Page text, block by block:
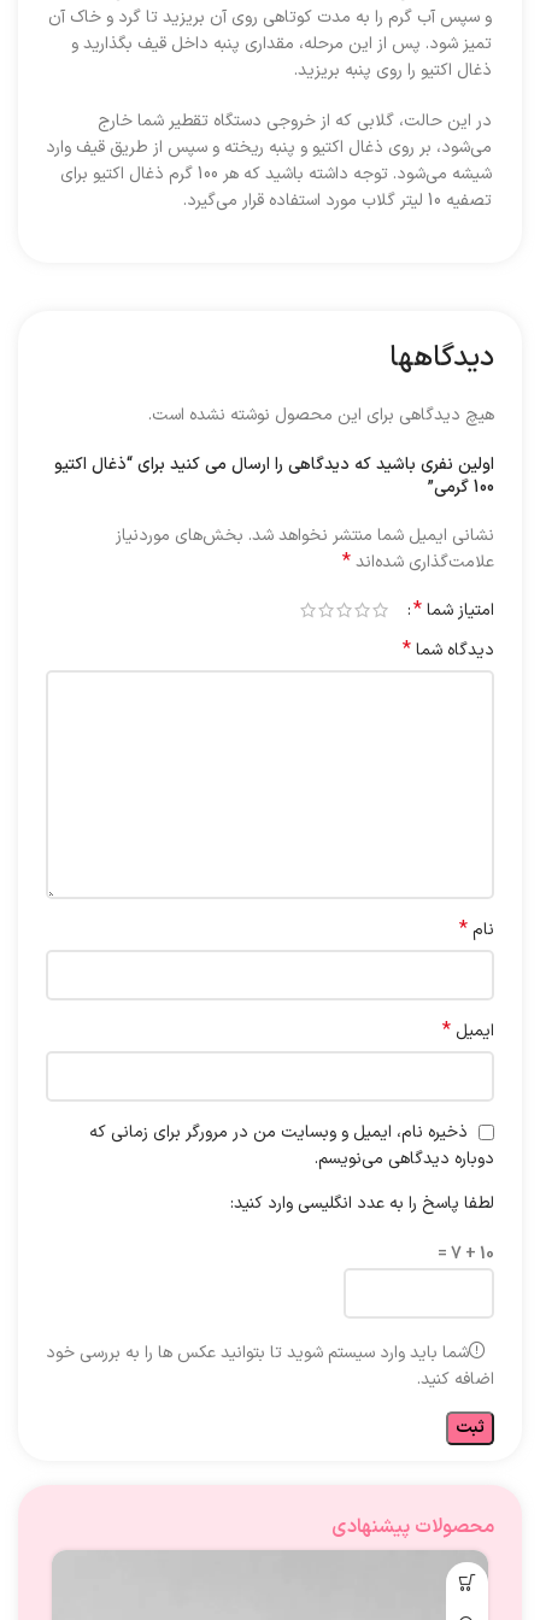
و سپس آب گرم را به مدت کوتاهی روی آن بریزید تا گرد و خاک آن
تمیز شود. پس از این مرحله، مقداری پنبه داخل قیف بگذارید و
ذغال اکتیو را روی پنبه بریزید.
در این حالت، گلابی که از خروجی دستگاه تقطیر شما خارج
می‌شود، بر روی ذغال اکتیو و پنبه ریخته و سپس از طریق قیف وارد
شیشه می‌شود. توجه داشته باشید که هر 100 گرم ذغال اکتیو برای
تصفیه 10 لیتر گلاب مورد استفاده قرار می‌گیرد.
دیدگاهها
هیچ دیدگاهی برای این محصول نوشته نشده است.
اولین نفری باشید که دیدگاهی را ارسال می کنید برای “ذغال اکتیو
100 گرمی”
نشانی ایمیل شما منتشر نخواهد شد. بخش‌های موردنیاز
علامت‌گذاری شده‌اند*
امتیاز شما*
دیدگاه شما*
نام*
ایمیل *
ذخیره نام، ایمیل و وبسایت من در مرورگر برای زمانی که
دوباره دیدگاهی می‌نویسم.
لطفا پاسخ را به عدد انگلیسی وارد کنید:
10 + 7 =
شما باید وارد سیستم شوید تا بتوانید عکس ها را به بررسی خود
اضافه کنید.
محصولات پیشنهادی